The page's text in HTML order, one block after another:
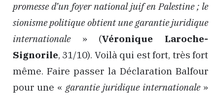
promesse d’un foyer national juif en Palestine ; le
sionisme politique obtient une garantie juridique
internationale » (Véronique Laroche-
Signorile, 31/10). Voilà qui est fort, très fort
même. Faire passer la Déclaration Balfour
pour une « garantie juridique internationale»